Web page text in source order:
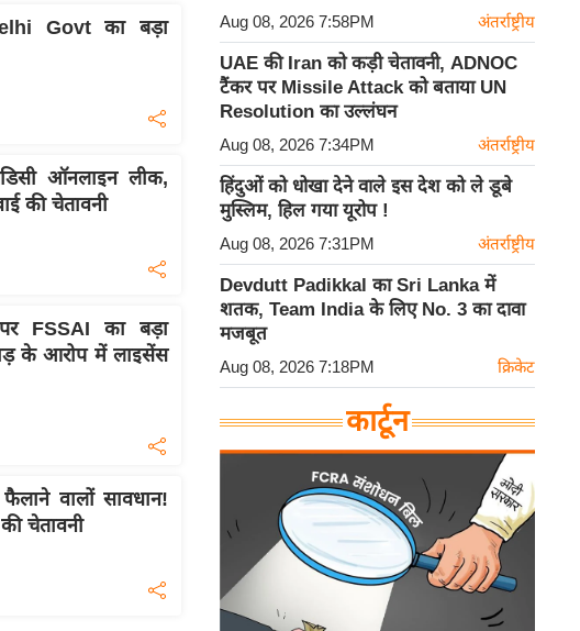
Govt का बड़ा
ऑनलाइन लीक,
की चेतावनी
FSSAI का बड़ा
के आरोप में लाइसेंस
वालों सावधान!
चेतावनी
Aug 08, 2026 7:58PM अंतर्राष्ट्रीय
UAE की Iran को कड़ी चेतावनी, ADNOC
टैंकर पर Missile Attack को बताया UN
Resolution का उल्लंघन
Aug 08, 2026 7:34PM अंतर्राष्ट्रीय
हिंदुओं को धोखा देने वाले इस देश को ले डूबे
मुस्लिम, हिल गया यूरोप !
Aug 08, 2026 7:31PM अंतर्राष्ट्रीय
Devdutt Padikkal का Sri Lanka में
शतक, Team India के लिए No. 3 का दावा
मजबूत
Aug 08, 2026 7:18PM क्रिकेट
कार्टून